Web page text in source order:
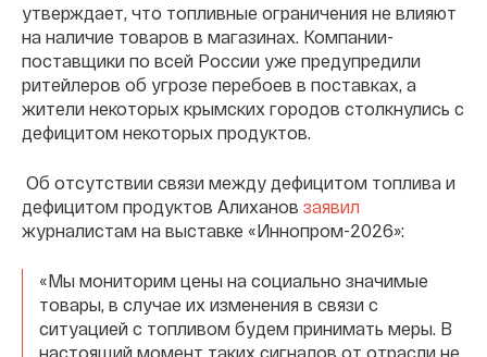
утверждает, что топливные ограничения не влияют
на наличие товаров в магазинах. Компании-
поставщики по всей России уже предупредили
ритейлеров об угрозе перебоев в поставках, а
жители некоторых крымских городов столкнулись с
дефицитом некоторых продуктов.
Об отсутствии связи между дефицитом топлива и
дефицитом продуктов Алиханов заявил
журналистам на выставке «Иннопром-2026»:
«Мы мониторим цены на социально значимые
товары, в случае их изменения в связи с
ситуацией с топливом будем принимать меры. В
настоящий момент таких сигналов от отрасли не